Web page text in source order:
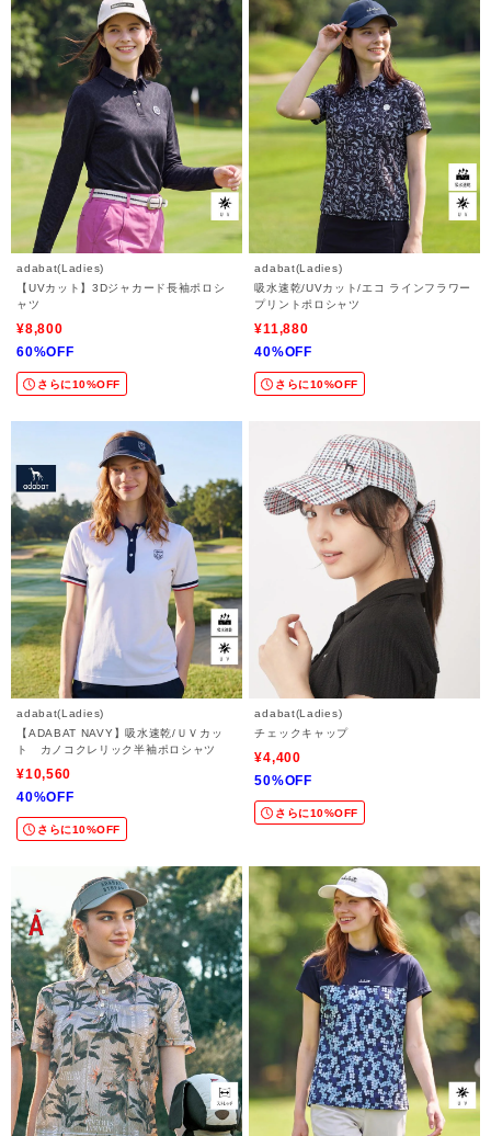
adabat(Ladies)
【UVカット】3Dジャカード長袖ポロシ
ャツ
¥8,800
60%OFF
さらに10%OFF
adabat(Ladies)
吸水速乾/UVカット/エコ ラインフラワー
プリントポロシャツ
¥11,880
40%OFF
さらに10%OFF
adabat(Ladies)
【ADABAT NAVY】吸水速乾/ＵＶカッ
ト カノコクレリック半袖ポロシャツ
¥10,560
40%OFF
さらに10%OFF
adabat(Ladies)
チェックキャップ
¥4,400
50%OFF
さらに10%OFF